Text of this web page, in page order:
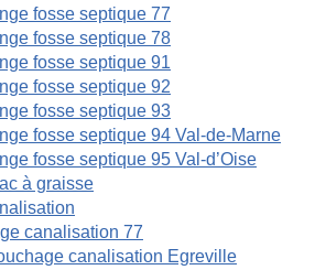
fosse septique 77
fosse septique 78
fosse septique 91
fosse septique 92
fosse septique 93
fosse septique 94 Val-de-Marne
fosse septique 95 Val-d’Oise
à graisse
canalisation 77
canalisation Egreville